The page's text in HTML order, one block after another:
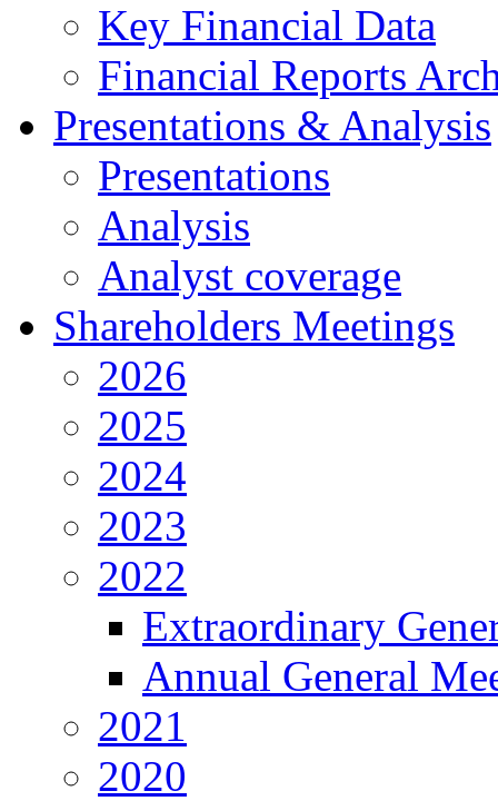
Key Financial Data
Financial Reports
Presentations & Analysis
Presentations
Analysis
Analyst coverage
Shareholders Meetings
2026
2025
2024
2023
2022
Extraordinary
Annual General
2021
2020